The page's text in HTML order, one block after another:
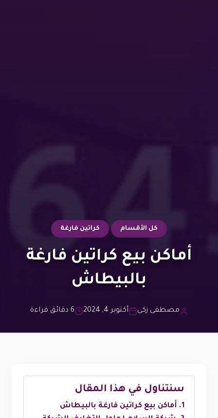
كل الأقسام كراتين فارغة
أماكن بيع كراتين فارغة
بالبيطاش
مصطفى زكى أكتوبر 4, 2024 6 دقائق قراءة
سنتناول في هذا المقال
أماكن بيع كراتين فارغة بالبيطاش